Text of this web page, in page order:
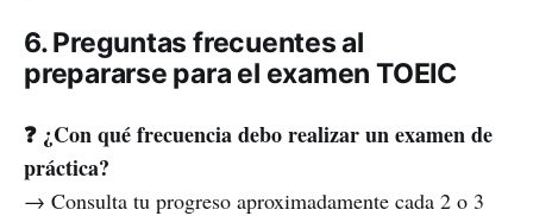
6. Preguntas frecuentes al
prepararse para el examen TOEIC
❓ ¿Con qué frecuencia debo realizar un examen de
práctica?
→ Consulta tu progreso aproximadamente cada 2 o 3